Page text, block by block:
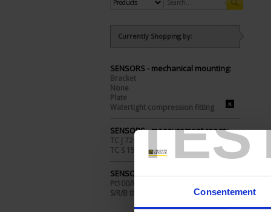
Consentement
Currently Shopping by:
SENSORS - mechanical mounting:
Bracket
None
Plate
Watertight compression fitting
SENSORS - measurement range:
TC J 720 °C maxi
TC S 1500 °C maxi
SENSORS - I/O type:
Pt100/Pt1000
S/R/B thermocouple